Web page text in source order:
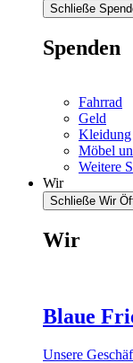
Schließe
Spenden
Fahrrad
Geld
Kleidung
Möbel
Weitere
Wir
Schließe Wir
Wir
Blaue
Unsere